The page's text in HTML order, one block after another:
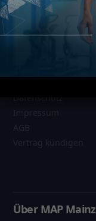
06131 / 4872610
Informationen
Datenschutz
Über MAP Mainz